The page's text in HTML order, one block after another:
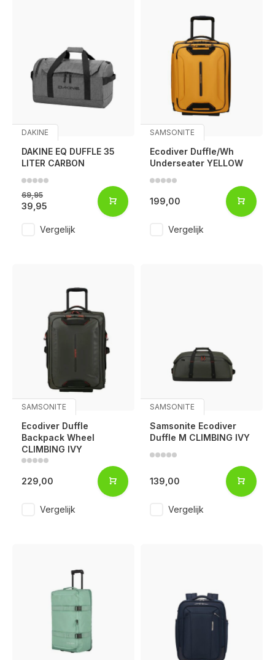
DAKINE
DAKINE EQ DUFFLE 35
LITER CARBON
69,95
39,95
Vergelijk
SAMSONITE
Ecodiver Duffle/Wh
Underseater YELLOW
199,00
Vergelijk
SAMSONITE
Ecodiver Duffle
Backpack Wheel
CLIMBING IVY
229,00
Vergelijk
SAMSONITE
Samsonite Ecodiver
Duffle M CLIMBING IVY
139,00
Vergelijk